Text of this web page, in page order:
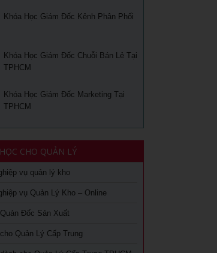
Khóa Học Giám Đốc Kênh Phân Phối
Khóa Học Giám Đốc Chuỗi Bán Lẻ Tại
TPHCM
Khóa Học Giám Đốc Marketing Tại
TPHCM
CHO QUẢN LÝ
vụ quản lý kho
vụ Quản Lý Kho – Online
Đốc Sản Xuất
Quản Lý Cấp Trung